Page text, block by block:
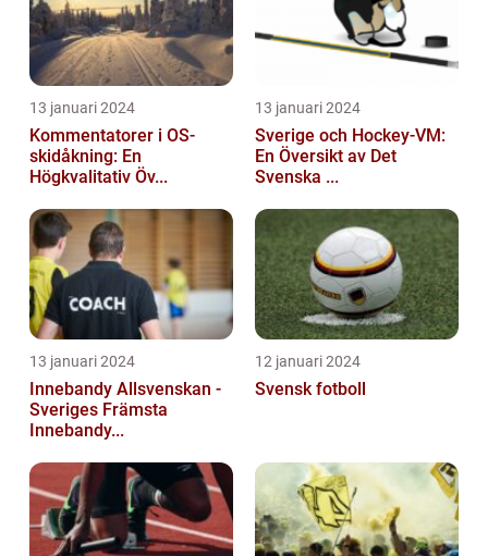
13 januari 2024
Kommentatorer i OS-
skidåkning: En
Högkvalitativ Öv...
13 januari 2024
Sverige och Hockey-VM:
En Översikt av Det
Svenska ...
13 januari 2024
Innebandy Allsvenskan -
Sveriges Främsta
Innebandy...
12 januari 2024
Svensk fotboll